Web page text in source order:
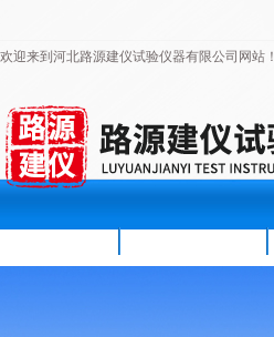
欢迎来到河北路源建仪试验仪器有限公司网站！